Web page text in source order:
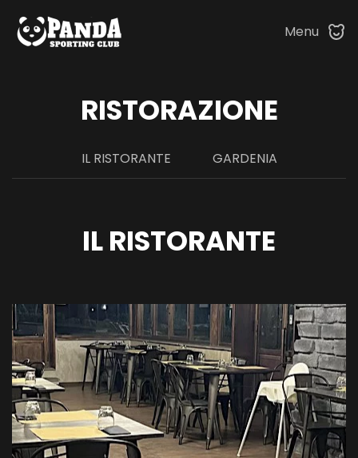
Skip to main content
Menu
RISTORAZIONE
IL RISTORANTE GARDENIA
IL RISTORANTE